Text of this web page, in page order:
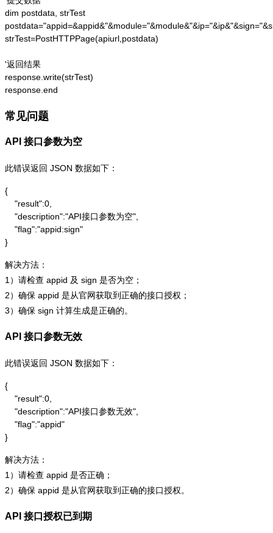
dim postdata, strTest
strTest=PostHTTPPage(apiurl,postdata)
'返回结果
response.write(strTest)
response.end
常见问题
API 接口参数为空
此错误返回 JSON 数据如下：
{
    "result":0,
    "description":"API接口参数为空",
    "flag":"appid:sign"
}
解决方法：
1）请检查 appid 及 sign 是否为空；
2）确保 appid 是从官网获取到正确的接口授权；
3）确保 sign 计算生成是正确的。
API 接口参数无效
此错误返回 JSON 数据如下：
{
    "result":0,
    "description":"API接口参数无效",
    "flag":"appid"
}
解决方法：
1）请检查 appid 是否正确；
2）确保 appid 是从官网获取到正确的接口授权。
API 接口授权已到期